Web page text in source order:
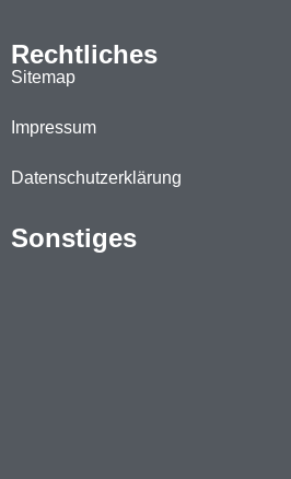
Rechtliches
Sitemap
Impressum
Datenschutzerklärung
Sonstiges